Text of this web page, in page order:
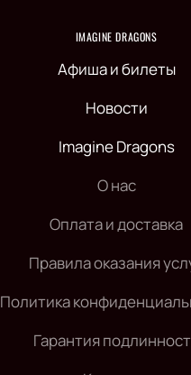
IMAGINE DRAGONS
Афиша и билеты
Новости
Imagine Dragons
О нас
Оплата и доставка
Правила оказания
Политика
Гарантия